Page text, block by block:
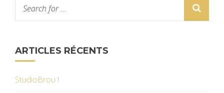
ARTICLES RÉCENTS
StudioBrou !